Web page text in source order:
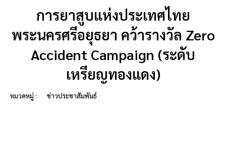
การยาสูบแห่งประเทศไทย
พระนครศรีอยุธยา คว้ารางวัล Zero
Accident Campaign (ระดับ
เหรียญทองแดง)
หมวดหมู่ : ข่าวประชาสัมพันธ์